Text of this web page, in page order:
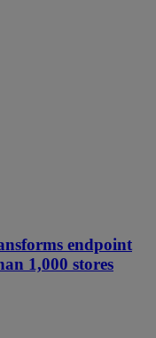
endpoint
1,000 stores